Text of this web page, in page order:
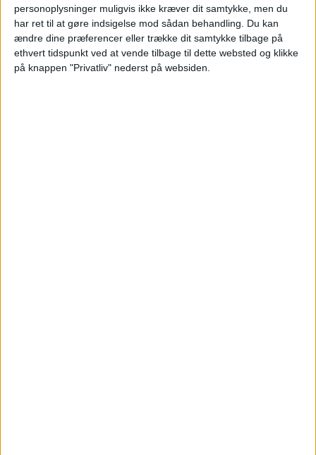
personoplysninger muligvis ikke kræver dit samtykke, men du
har ret til at gøre indsigelse mod sådan behandling.
Du kan
ændre dine præferencer eller trække dit samtykke tilbage på
ethvert tidspunkt ved at vende tilbage til dette websted og klikke
på knappen "Privatliv" nederst på websiden.
rejsesøgemaskinen guider her til 6 steder, hvor
dag bliver til nat.
Atlanta er stadig verdens
travleste lufthavn